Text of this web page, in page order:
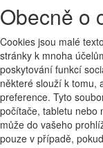
Obecně o
Cookies jsou malé
stránky k mnoha
poskytování funkcí
některé slouží k tomu,
preference. Tyto
počítače, tabletu nebo
může do vašeho
pouze v případě,